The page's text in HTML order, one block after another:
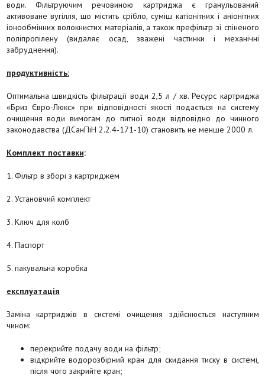
води. Фільтруючим речовиною картриджа є гранульований
активоване вугілля, що містить срібло, суміш катіонітних і аніонітних
іонообмінних волокнистих матеріалів, а також префільтр зі спіненого
поліпропілену (видаляє осад, зважені частинки і механічні
забруднення).
продуктивність:
Оптимальна швидкість фільтрації води 2,5 л / хв. Ресурс картриджа
«Бриз Євро-Люкс» при відповідності якості подається на систему
очищення води вимогам до питної води відповідно до чинного
законодавства (ДСанПіН 2.2.4-171-10) становить не менше 2000 л.
Комплект поставки:
1. Фільтр в зборі з картриджем
2. Установчий комплект
3. Ключ для колб
4. Паспорт
5. пакувальна коробка
експлуатація
Заміна картриджів в системі очищення здійснюється наступним
чином:
перекрийте подачу води на фільтр;
відкрийте водорозбірний кран для скидання тиску в системі,
після чого закрийте кран;